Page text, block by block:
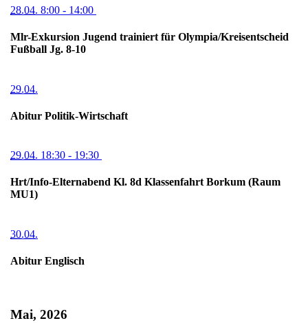
28.04. 8:00 - 14:00
Mlr-Exkursion Jugend trainiert für Olympia/Kreisentscheid
Fußball Jg. 8-10
29.04.
Abitur Politik-Wirtschaft
29.04. 18:30 - 19:30
Hrt/Info-Elternabend Kl. 8d Klassenfahrt Borkum (Raum
MU1)
30.04.
Abitur Englisch
Mai, 2026